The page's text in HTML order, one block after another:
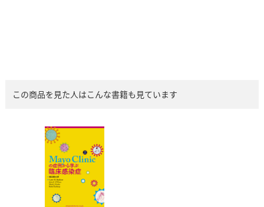
この商品を見た人はこんな書籍も見ています